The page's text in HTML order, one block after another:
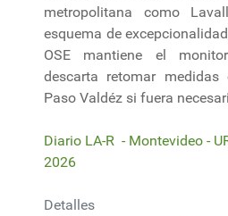
metropolitana como
esquema de
OSE mantiene el
descarta retomar
Paso Valdéz si fuera
Diario LA-R - Montevideo -
2026
Detalles